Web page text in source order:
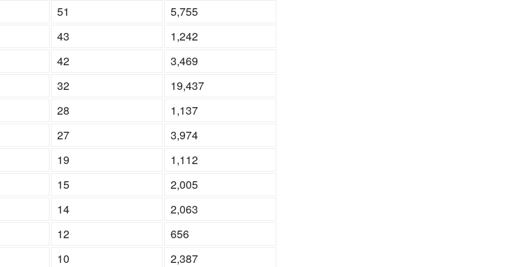
51
5,755
43
1,242
42
3,469
32
19,437
28
1,137
27
3,974
19
1,112
15
2,005
14
2,063
12
656
10
2,387